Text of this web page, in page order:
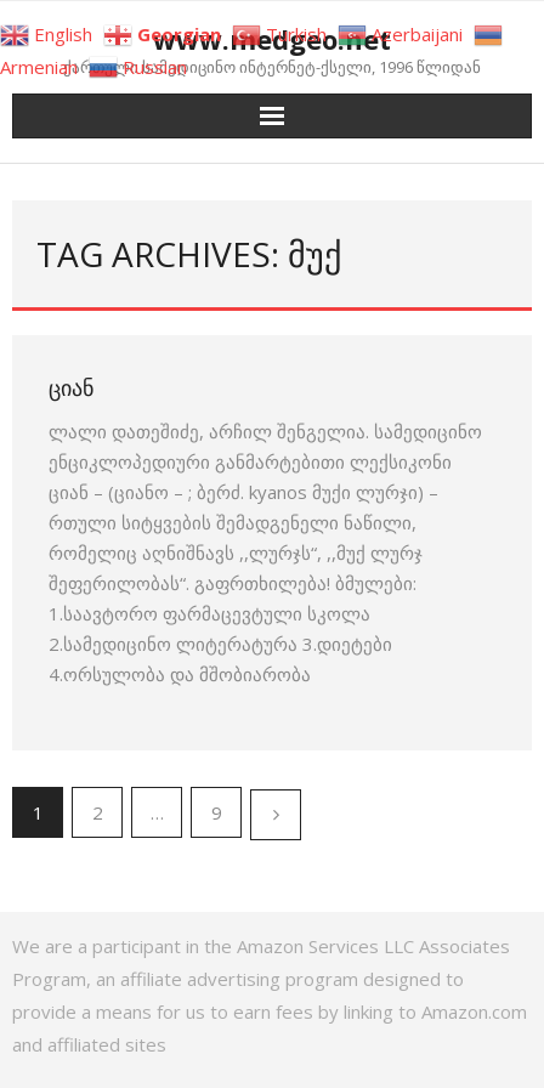
to
content
www.medgeo.net
ქართული სამედიცინო ინტერნეტ-ქსელი, 1996 წლიდან
TAG ARCHIVES: ᲛᲣᲥ
ᲪᲘᲐᲜ
ლალი დათეშიძე, არჩილ შენგელია. სამედიცინო
ენციკლოპედიური განმარტებითი ლექსიკონი
ციან – (ციანო – ; ბერძ. kyanos მუქი ლურჯი) –
რთული სიტყვების შემადგენელი ნაწილი,
რომელიც აღნიშნავს ,,ლურჯს“, ,,მუქ ლურჯ
შეფერილობას“. გაფრთხილება! ბმულები:
1.საავტორო ფარმაცევტული სკოლა
2.სამედიცინო ლიტერატურა 3.დიეტები
4.ორსულობა და მშობიარობა
1 2 … 9
We are a participant in the Amazon Services LLC Associates
Program, an affiliate advertising program designed to
provide a means for us to earn fees by linking to Amazon.com
and affiliated sites
English Georgian Turkish
Azerbaijani
Armenian
Russian